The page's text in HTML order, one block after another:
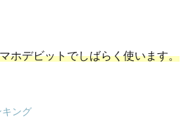
ホデビットでしばらく使います。
ング